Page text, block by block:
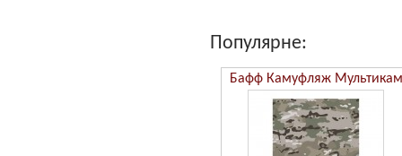
Популярне:
Бафф Камуфляж Мультикам